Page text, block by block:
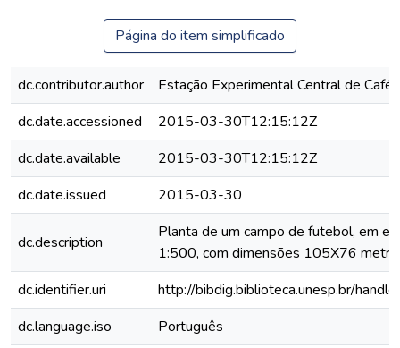
Página do item simplificado
dc.contributor.author
Estação Experimental Central de Café
dc.date.accessioned
2015-03-30T12:15:12Z
dc.date.available
2015-03-30T12:15:12Z
dc.date.issued
2015-03-30
dc.description
Planta de um campo de futebol, em
1:500, com dimensões 105X76
dc.identifier.uri
http://bibdig.biblioteca.unesp.br/
dc.language.iso
Português